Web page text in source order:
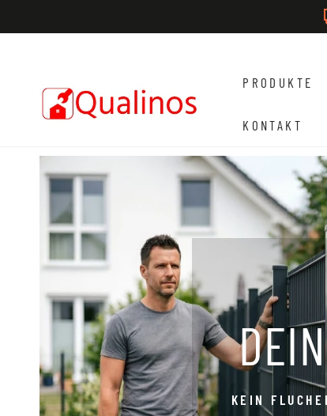
PRODUKTE
KONTAKT
KEIN